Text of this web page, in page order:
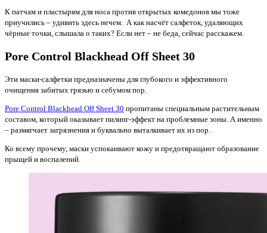
К патчам и пластырям для носа против открытых комедонов мы тоже
приучились – удивить здесь нечем. А как насчёт салфеток, удаляющих
чёрные точки, слышала о таких? Если нет – не беда, сейчас расскажем.
Pore Control Blackhead Off Sheet 30
Эти маски-салфетки предназначены для глубокого и эффективного
очищения забитых грязью и себумом пор.
Pore Control Blackhead Off Sheet 30 пропитаны специальным растительным
составом, который оказывает пилинг-эффект на проблемные зоны. А именно
– размягчает загрязнения и буквально выталкивает их из пор.
Ко всему прочему, маски успокаивают кожу и предотвращают образование
прыщей и воспалений.